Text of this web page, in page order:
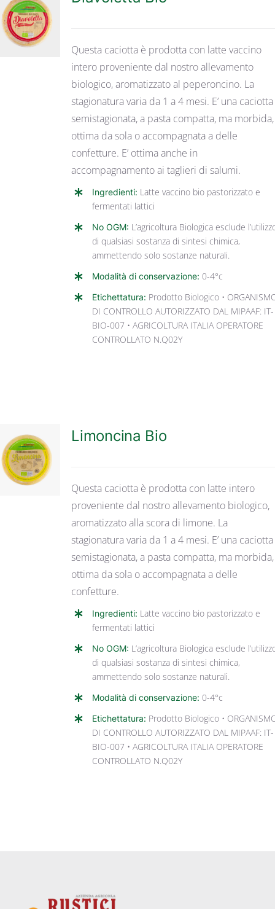
DETTAGLI
Questa caciotta è prodotta con latte vaccino
intero proveniente dal nostro allevamento
biologico, aromatizzato al peperoncino. La
stagionatura varia da 1 a 4 mesi. E’ una caciotta
semistagionata, a pasta compatta, ma morbida,
ottima da sola o accompagnata a delle
confetture. E’ ottima anche in
accompagnamento ai taglieri di salumi.
Ingredienti: Latte vaccino bio pastorizzato e
fermentati lattici
No OGM: L’agricoltura Biologica esclude
di qualsiasi sostanza di sintesi chimica,
ammettendo solo sostanze naturali.
Modalità di conservazione: 0-4°c
Etichettatura: Prodotto Biologico •
DI CONTROLLO AUTORIZZATO DAL MIPAAF: IT-
BIO-007 • AGRICOLTURA ITALIA OPERATORE
CONTROLLATO N.Q02Y
DETTAGLI
Limoncina Bio
Questa caciotta è prodotta con latte intero
proveniente dal nostro allevamento biologico,
aromatizzato alla scora di limone. La
stagionatura varia da 1 a 4 mesi. E’ una caciotta
semistagionata, a pasta compatta, ma morbida,
ottima da sola o accompagnata a delle
confetture.
Ingredienti: Latte vaccino bio pastorizzato e
fermentati lattici
No OGM: L’agricoltura Biologica esclude
di qualsiasi sostanza di sintesi chimica,
ammettendo solo sostanze naturali.
Modalità di conservazione: 0-4°c
Etichettatura: Prodotto Biologico •
DI CONTROLLO AUTORIZZATO DAL MIPAAF: IT-
BIO-007 • AGRICOLTURA ITALIA OPERATORE
CONTROLLATO N.Q02Y